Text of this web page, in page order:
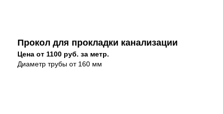
Прокол для прокладки канализации
Цена от 1100 руб. за метр.
Диаметр трубы от 160 мм